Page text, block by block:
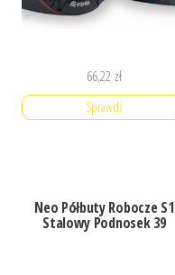
66,22 zł
Sprawdź
Neo Półbuty Robocze S1
Stalowy Podnosek 39